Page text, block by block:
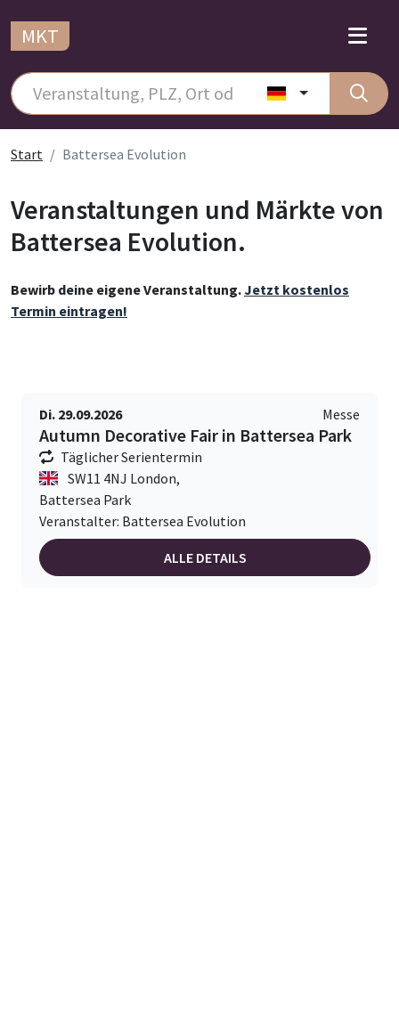
MKT
Start Battersea Evolution
Veranstaltungen und Märkte von
Battersea Evolution.
Bewirb deine eigene Veranstaltung.Jetzt kostenlos
Termin eintragen!
Di. 29.09.2026 Messe
Autumn Decorative Fair in Battersea Park
Täglicher Serientermin
SW11 4NJ London,
Battersea Park
Veranstalter: Battersea Evolution
ALLE DETAILS